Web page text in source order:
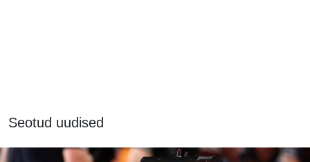
Seotud uudised